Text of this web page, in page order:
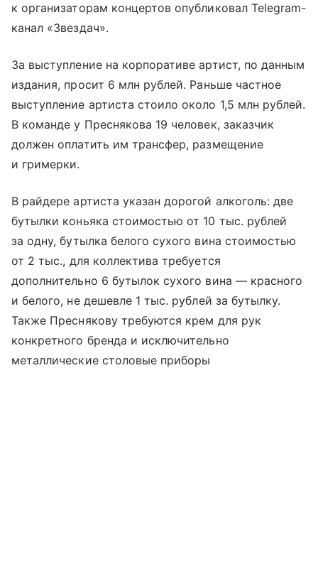
к организаторам концертов опубликовал Telegram-
канал «Звездач».
За выступление на корпоративе артист, по данным
издания, просит 6 млн рублей. Раньше частное
выступление артиста стоило около 1,5 млн рублей.
В команде у Преснякова 19 человек, заказчик
должен оплатить им трансфер, размещение
и гримерки.
В райдере артиста указан дорогой алкоголь: две
бутылки коньяка стоимостью от 10 тыс. рублей
за одну, бутылка белого сухого вина стоимостью
от 2 тыс., для коллектива требуется
дополнительно 6 бутылок сухого вина — красного
и белого, не дешевле 1 тыс. рублей за бутылку.
Также Преснякову требуются крем для рук
конкретного бренда и исключительно
металлические столовые приборы